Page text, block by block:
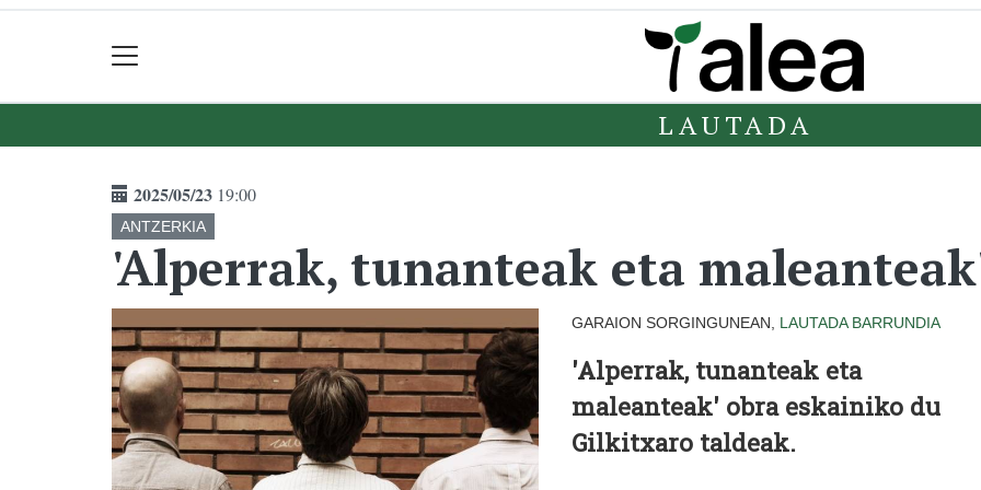
LAUTADA
2025/05/23 19:00
ANTZERKIA
'Alperrak, tunanteak eta
GARAION SORGINGUNEAN, LAUTADA BARRUNDIA
'Alperrak, tunanteak eta
maleanteak' obra eskainiko du
Gilkitxaro taldeak.